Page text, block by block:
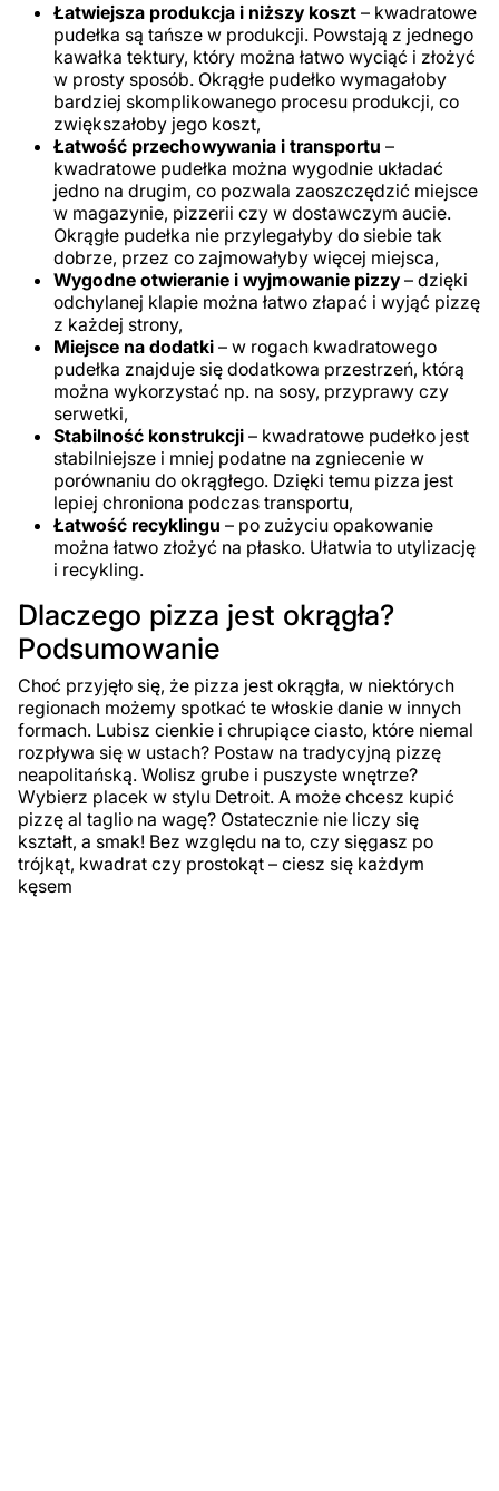
Łatwiejsza produkcja i niższy koszt – kwadratowe
pudełka są tańsze w produkcji. Powstają z jednego
kawałka tektury, który można łatwo wyciąć i złożyć
w prosty sposób. Okrągłe pudełko wymagałoby
bardziej skomplikowanego procesu produkcji, co
zwiększałoby jego koszt,
Łatwość przechowywania i transportu –
kwadratowe pudełka można wygodnie układać
jedno na drugim, co pozwala zaoszczędzić miejsce
w magazynie, pizzerii czy w dostawczym aucie.
Okrągłe pudełka nie przylegałyby do siebie tak
dobrze, przez co zajmowałyby więcej miejsca,
Wygodne otwieranie i wyjmowanie pizzy – dzięki
odchylanej klapie można łatwo złapać i wyjąć pizzę
z każdej strony,
Miejsce na dodatki – w rogach kwadratowego
pudełka znajduje się dodatkowa przestrzeń, którą
można wykorzystać np. na sosy, przyprawy czy
serwetki,
Stabilność konstrukcji – kwadratowe pudełko jest
stabilniejsze i mniej podatne na zgniecenie w
porównaniu do okrągłego. Dzięki temu pizza jest
lepiej chroniona podczas transportu,
Łatwość recyklingu – po zużyciu opakowanie
można łatwo złożyć na płasko. Ułatwia to utylizację
i recykling.
Dlaczego pizza jest okrągła?
Podsumowanie
Choć przyjęło się, że pizza jest okrągła, w niektórych
regionach możemy spotkać te włoskie danie w innych
formach. Lubisz cienkie i chrupiące ciasto, które niemal
rozpływa się w ustach? Postaw na tradycyjną pizzę
neapolitańską. Wolisz grube i puszyste wnętrze?
Wybierz placek w stylu Detroit. A może chcesz kupić
pizzę al taglio na wagę? Ostatecznie nie liczy się
kształt, a smak! Bez względu na to, czy sięgasz po
trójkąt, kwadrat czy prostokąt – ciesz się każdym
kęsem